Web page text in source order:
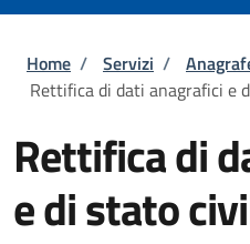
Briciole di
Home / Servizi /
Rettifica di dati anagrafici e
Rettifica di
e di stato